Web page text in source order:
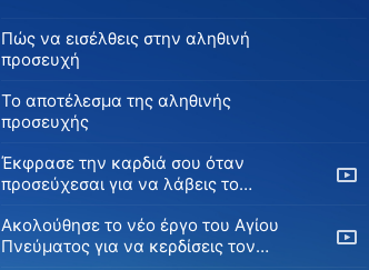
Πώς να εισέλθεις στην αληθινή
προσευχή
Το αποτέλεσμα της αληθινής
προσευχής
Έκφρασε την καρδιά σου όταν
προσεύχεσαι για να λάβεις το
Ακολούθησε το νέο έργο του Αγίου
Πνεύματος για να κερδίσεις τον